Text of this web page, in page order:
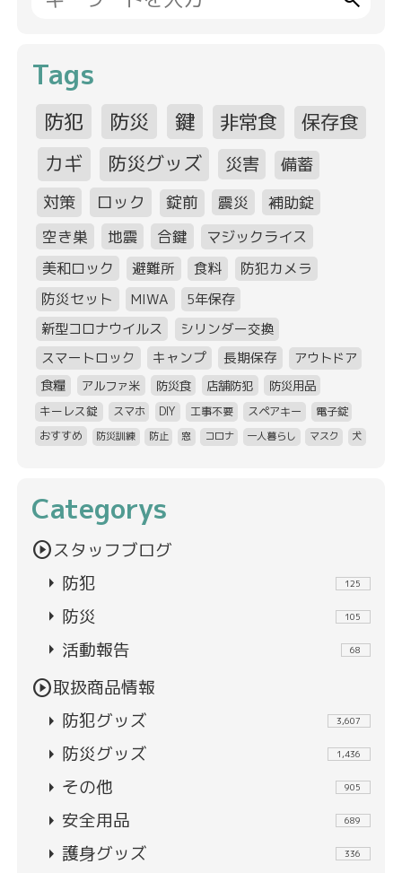
Tags
防犯 防災 鍵 非常食
保存食
カギ
防災グッズ 災害
備蓄
対策
ロック 錠前 震災
補助錠
空き巣
地震 合鍵
マジックライス
美和ロック
避難所 食料
防犯カメラ
防災セット
MIWA
5年保存
新型コロナウイルス
シリンダー交換
スマートロック
キャンプ 長期保存
アウトドア
食糧
アルファ米 防災食 店舗防犯 防災用品
キーレス錠 スマホ DIY 工事不要 スペアキー
電子錠
おすすめ
防災訓練 防止 窓 コロナ 一人暮らし マスク 犬
Categorys
play_circleスタッフブログ
arrow_right 防犯 125
arrow_right 防災 105
arrow_right 活動報告 68
play_circle取扱商品情報
arrow_right 防犯グッズ 3,607
arrow_right 防災グッズ 1,436
arrow_right その他 905
arrow_right 安全用品 689
arrow_right 護身グッズ 336